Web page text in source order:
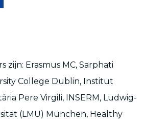
zijn: Erasmus MC, Sarphati
College Dublin, Institut
Pere Virgili, INSERM, Ludwig-
(LMU) München, Healthy